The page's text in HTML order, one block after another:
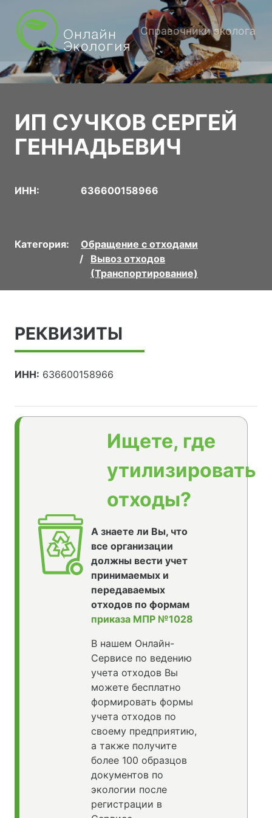
Справочники эколога
ИП СУЧКОВ СЕРГЕЙ
ГЕННАДЬЕВИЧ
ИНН: 636600158966
Категория:
Обращение с отходами
Вывоз отходов
(Транспортирование)
РЕКВИЗИТЫ
ИНН: 636600158966
Ищете, где
утилизировать
отходы?
А знаете ли Вы, что
все организации
должны вести учет
принимаемых и
передаваемых
отходов по формам
приказа МПР №1028
В нашем Онлайн-
Сервисе по ведению
учета отходов Вы
можете бесплатно
формировать формы
учета отходов по
своему предприятию,
а также получите
более 100 образцов
документов по
экологии после
регистрации в